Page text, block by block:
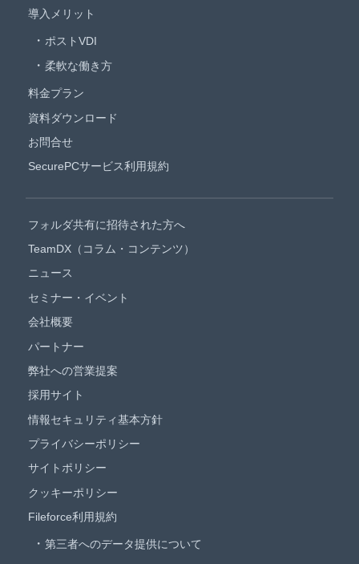
導入メリット
ポストVDI
柔軟な働き方
料金プラン
資料ダウンロード
お問合せ
SecurePCサービス利用規約
フォルダ共有に招待された方へ
TeamDX（コラム・コンテンツ）
ニュース
セミナー・イベント
会社概要
パートナー
弊社への営業提案
採用サイト
情報セキュリティ基本方針
プライバシーポリシー
サイトポリシー
クッキーポリシー
Fileforce利用規約
第三者へのデータ提供について